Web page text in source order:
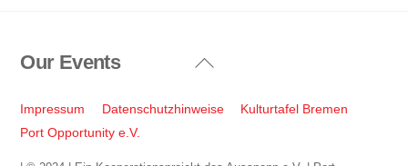
Back
Top
Our Events
Impressum Datenschutzhinweise
Kulturtafel Bremen
Port Opportunity e.V.